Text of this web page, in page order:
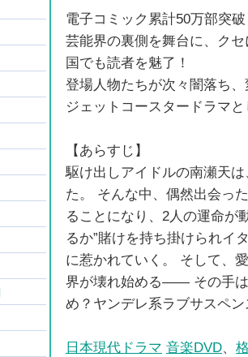
電子コミック累計50万部突
芸能界の裏側を舞台に、ク
国でも読者を魅了！
登場人物たちが次々闇落ち
ジェットコースタードラマ
【あらすじ】
駆け出しアイドルの南瀬天
た。 そんな中、偶然出会っ
ることになり、2人の運命が
るか”賭けを持ち掛けられイ
に惹かれていく。 そして、
界が壊れ始める―― その手
め？ヤンデレ系ラブサスペン
日本現代ドラマ 音楽DVD、